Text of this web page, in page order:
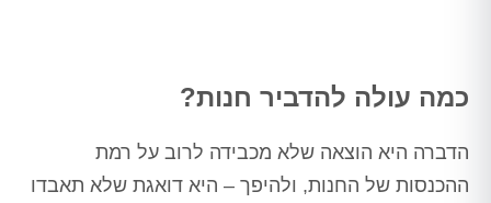
כמה עולה להדביר חנות?
הדברה היא הוצאה שלא מכבידה לרוב על רמת
ההכנסות של החנות, ולהיפך – היא דואגת שלא תאבדו